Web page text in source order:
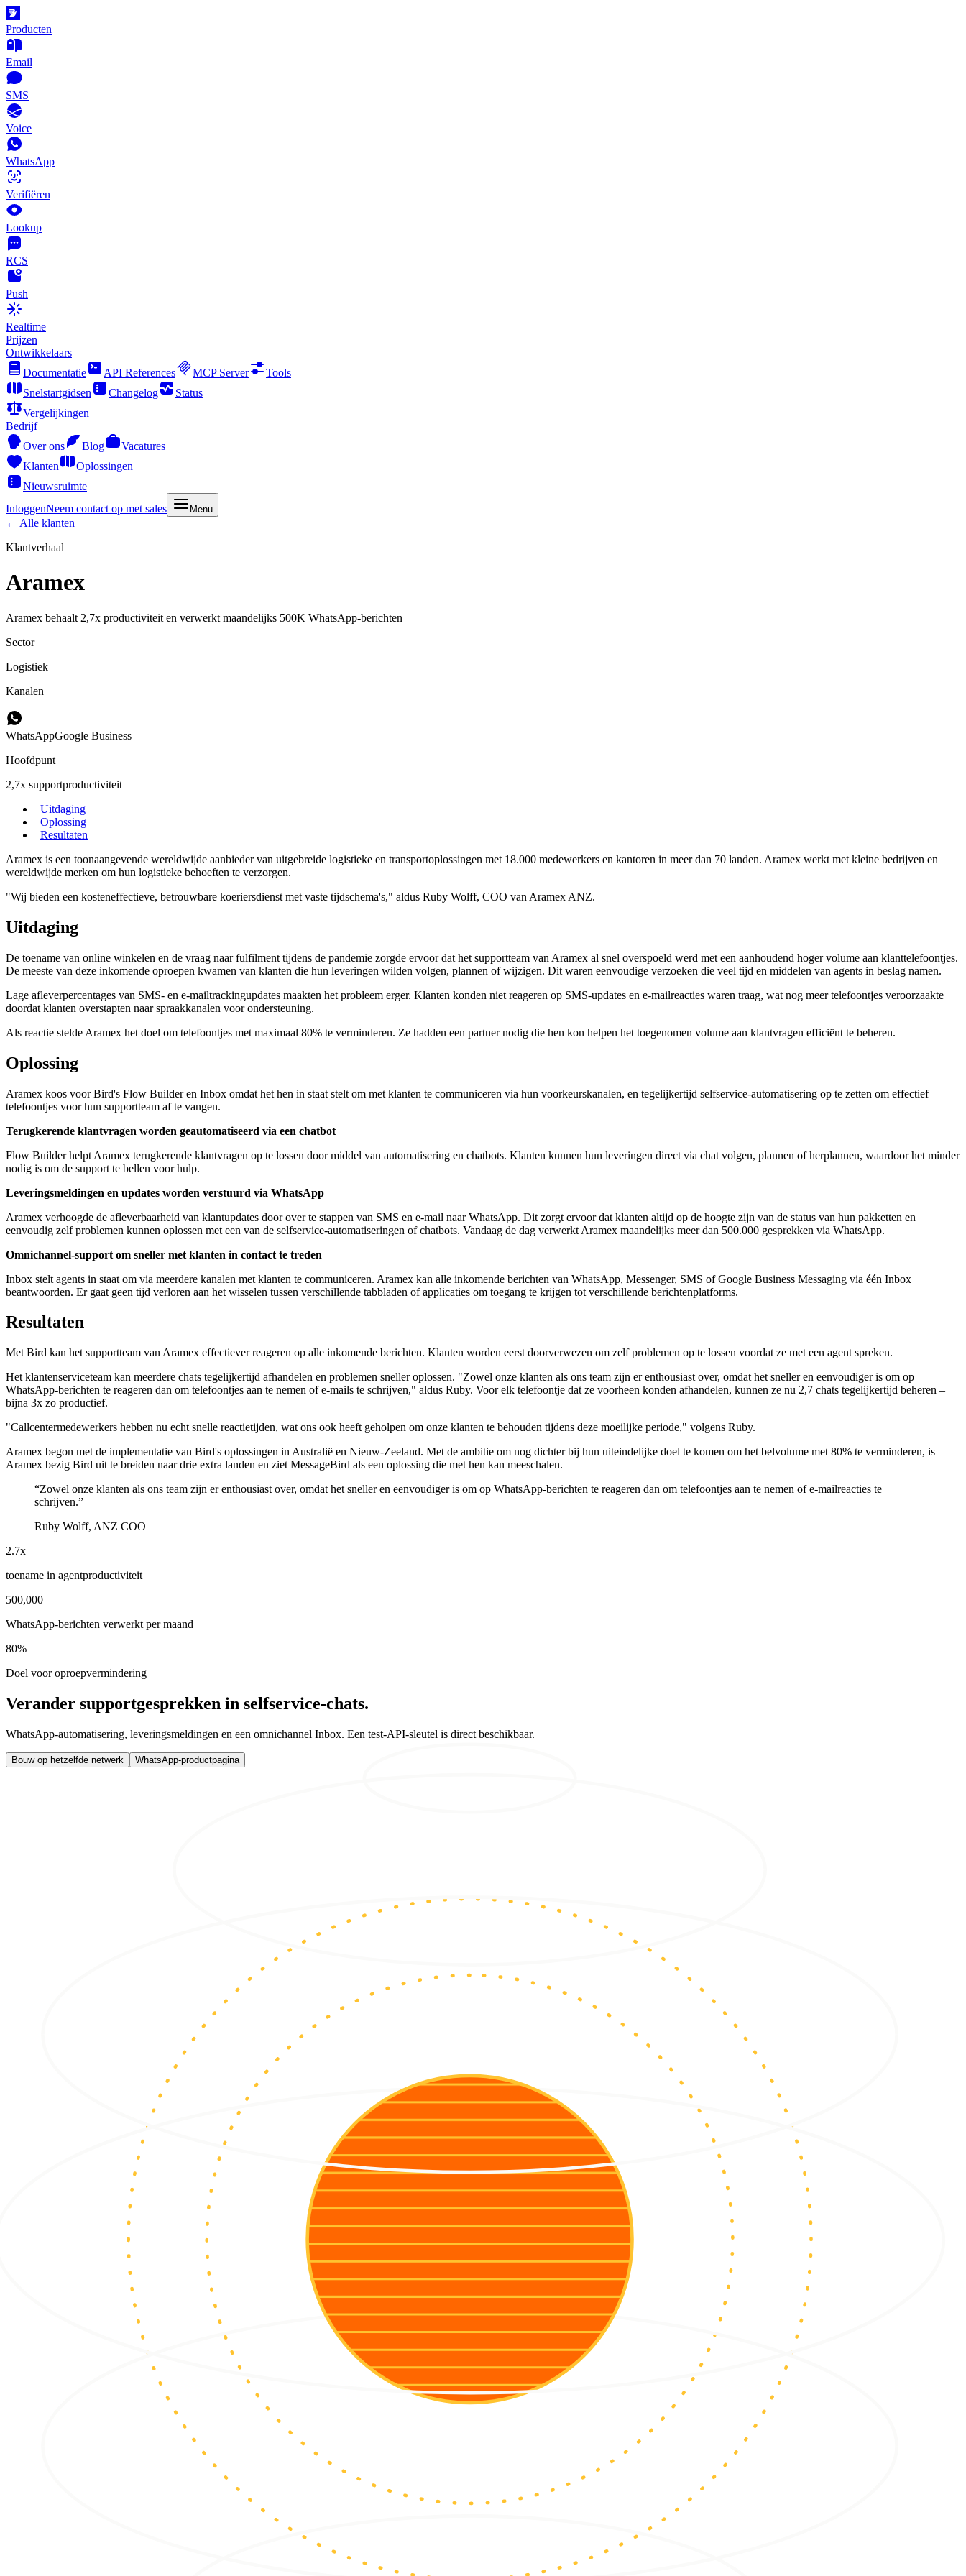
Producten
Email
SMS
Voice
WhatsApp
Verifiëren
Lookup
RCS
Push
Realtime
Prijzen
Ontwikkelaars
Documentatie
API References MCP Server
Tools
Snelstartgidsen
Changelog
Status
Vergelijkingen
Bedrijf
Over ons
Blog
Vacatures
Klanten
Oplossingen
Nieuwsruimte
InloggenNeem contact op met sales Menu
← Alle klanten
Klantverhaal
Aramex
Aramex behaalt 2,7x productiviteit en verwerkt maandelijks 500K WhatsApp-berichten
Sector
Logistiek
Kanalen
WhatsAppGoogle Business
Hoofdpunt
2,7x supportproductiviteit
Uitdaging
Oplossing
Resultaten
Aramex is een toonaangevende wereldwijde aanbieder van uitgebreide logistieke en transportoplossingen met 18.000 medewerkers en kantoren in meer dan 70 landen. Aramex werkt met kleine bedrijven en
wereldwijde merken om hun logistieke behoeften te verzorgen.
"Wij bieden een kosteneffectieve, betrouwbare koeriersdienst met vaste tijdschema's," aldus Ruby Wolff, COO van Aramex ANZ.
Uitdaging
De toename van online winkelen en de vraag naar fulfilment tijdens de pandemie zorgde ervoor dat het supportteam van Aramex al snel overspoeld werd met een aanhoudend hoger volume aan klanttelefoontjes.
De meeste van deze inkomende oproepen kwamen van klanten die hun leveringen wilden volgen, plannen of wijzigen. Dit waren eenvoudige verzoeken die veel tijd en middelen van agents in beslag namen.
Lage afleverpercentages van SMS- en e-mailtrackingupdates maakten het probleem erger. Klanten konden niet reageren op SMS-updates en e-mailreacties waren traag, wat nog meer telefoontjes veroorzaakte
doordat klanten overstapten naar spraakkanalen voor ondersteuning.
Als reactie stelde Aramex het doel om telefoontjes met maximaal 80% te verminderen. Ze hadden een partner nodig die hen kon helpen het toegenomen volume aan klantvragen efficiënt te beheren.
Oplossing
Aramex koos voor Bird's Flow Builder en Inbox omdat het hen in staat stelt om met klanten te communiceren via hun voorkeurskanalen, en tegelijkertijd selfservice-automatisering op te zetten om effectief
telefoontjes voor hun supportteam af te vangen.
Terugkerende klantvragen worden geautomatiseerd via een chatbot
Flow Builder helpt Aramex terugkerende klantvragen op te lossen door middel van automatisering en chatbots. Klanten kunnen hun leveringen direct via chat volgen, plannen of herplannen, waardoor het minder
nodig is om de support te bellen voor hulp.
Leveringsmeldingen en updates worden verstuurd via WhatsApp
Aramex verhoogde de afleverbaarheid van klantupdates door over te stappen van SMS en e-mail naar WhatsApp. Dit zorgt ervoor dat klanten altijd op de hoogte zijn van de status van hun pakketten en
eenvoudig zelf problemen kunnen oplossen met een van de selfservice-automatiseringen of chatbots. Vandaag de dag verwerkt Aramex maandelijks meer dan 500.000 gesprekken via WhatsApp.
Omnichannel-support om sneller met klanten in contact te treden
Inbox stelt agents in staat om via meerdere kanalen met klanten te communiceren. Aramex kan alle inkomende berichten van WhatsApp, Messenger, SMS of Google Business Messaging via één Inbox
beantwoorden. Er gaat geen tijd verloren aan het wisselen tussen verschillende tabbladen of applicaties om toegang te krijgen tot verschillende berichtenplatforms.
Resultaten
Met Bird kan het supportteam van Aramex effectiever reageren op alle inkomende berichten. Klanten worden eerst doorverwezen om zelf problemen op te lossen voordat ze met een agent spreken.
Het klantenserviceteam kan meerdere chats tegelijkertijd afhandelen en problemen sneller oplossen. "Zowel onze klanten als ons team zijn er enthousiast over, omdat het sneller en eenvoudiger is om op
WhatsApp-berichten te reageren dan om telefoontjes aan te nemen of e-mails te schrijven," aldus Ruby. Voor elk telefoontje dat ze voorheen konden afhandelen, kunnen ze nu 2,7 chats tegelijkertijd beheren –
bijna 3x zo productief.
"Callcentermedewerkers hebben nu echt snelle reactietijden, wat ons ook heeft geholpen om onze klanten te behouden tijdens deze moeilijke periode," volgens Ruby.
Aramex begon met de implementatie van Bird's oplossingen in Australië en Nieuw-Zeeland. Met de ambitie om nog dichter bij hun uiteindelijke doel te komen om het belvolume met 80% te verminderen, is
Aramex bezig Bird uit te breiden naar drie extra landen en ziet MessageBird als een oplossing die met hen kan meeschalen.
“Zowel onze klanten als ons team zijn er enthousiast over, omdat het sneller en eenvoudiger is om op WhatsApp-berichten te reageren dan om telefoontjes aan te nemen of e-mailreacties te
schrijven.”
Ruby Wolff, ANZ COO
2.7x
toename in agentproductiviteit
500,000
WhatsApp-berichten verwerkt per maand
80%
Doel voor oproepvermindering
Verander supportgesprekken in selfservice-chats.
WhatsApp-automatisering, leveringsmeldingen en een omnichannel Inbox. Een test-API-sleutel is direct beschikbaar.
Bouw op hetzelfde netwerk WhatsApp-productpagina